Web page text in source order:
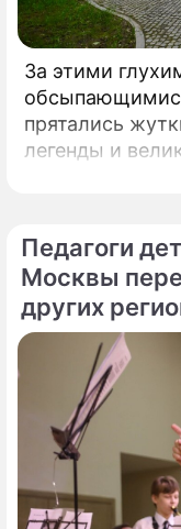
За этими
прятались
легенды и
миллионы
Педагоги
Москвы
других